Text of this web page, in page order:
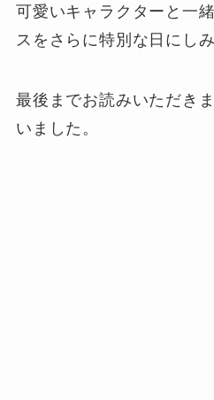
可愛いキャラクターと一
スをさらに特別な日にし
最後までお読みいただき
いました。